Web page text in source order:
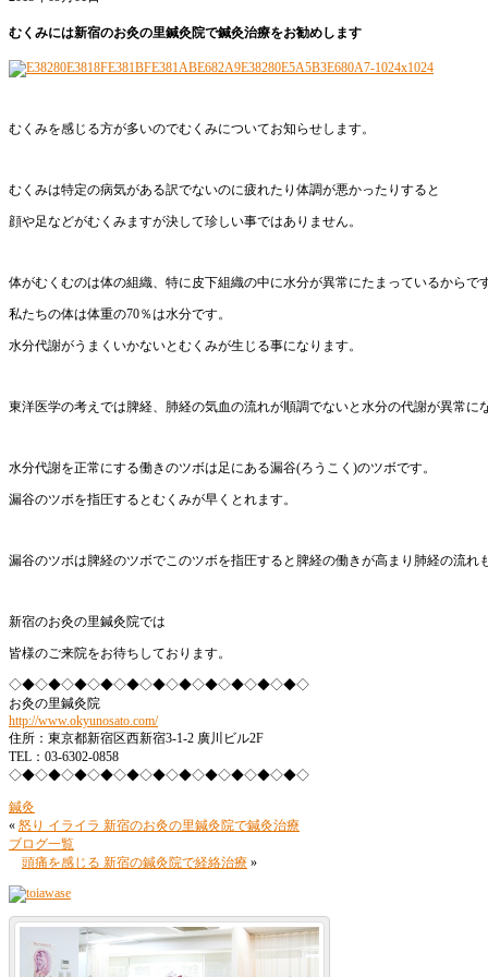
むくみには新宿のお灸の里鍼灸院で鍼灸治療をお勧めします
むくみを感じる方が多いのでむくみについてお知らせします。
むくみは特定の病気がある訳でないのに疲れたり体調が悪かったりすると
顔や足などがむくみますが決して珍しい事ではありません。
体がむくむのは体の組織、特に皮下組織の中に水分が異常にたまっているからです
私たちの体は体重の70％は水分です。
水分代謝がうまくいかないとむくみが生じる事になります。
東洋医学の考えでは脾経、肺経の気血の流れが順調でないと水分の代謝が異常に
水分代謝を正常にする働きのツボは足にある漏谷(ろうこく)のツボです。
漏谷のツボを指圧するとむくみが早くとれます。
漏谷のツボは脾経のツボでこのツボを指圧すると脾経の働きが高まり肺経の流れ
新宿のお灸の里鍼灸院では
皆様のご来院をお待ちしております。
◇◆◇◆◇◆◇◆◇◆◇◆◇◆◇◆◇◆◇◆◇◆◇
お灸の里鍼灸院
http://www.okyunosato.com/
住所：東京都新宿区西新宿3-1-2 廣川ビル2F
TEL：03-6302-0858
◇◆◇◆◇◆◇◆◇◆◇◆◇◆◇◆◇◆◇◆◇◆◇
鍼灸
« 怒り イライラ 新宿のお灸の里鍼灸院で鍼灸治療
ブログ一覧
頭痛を感じる 新宿の鍼灸院で経絡治療 »